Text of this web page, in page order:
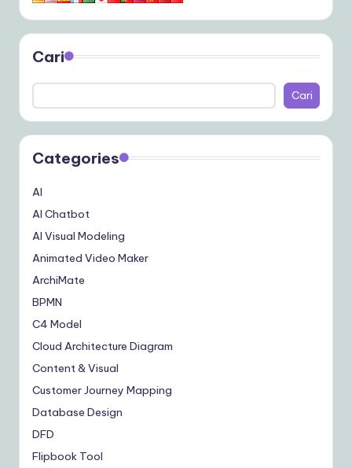
Cari
Cari
Categories
AI
AI Chatbot
AI Visual Modeling
Animated Video Maker
ArchiMate
BPMN
C4 Model
Cloud Architecture Diagram
Content & Visual
Customer Journey Mapping
Database Design
DFD
Flipbook Tool